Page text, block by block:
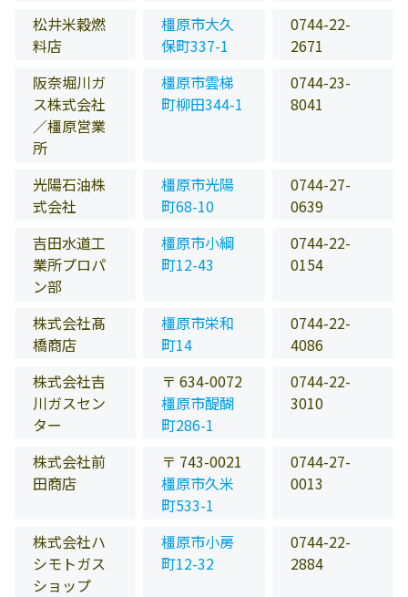
松井米穀燃
料店
橿原市大久
保町337-1
0744-22-
2671
阪奈堀川ガ
ス株式会社
／橿原営業
所
橿原市雲梯
町柳田344-1
0744-23-
8041
光陽石油株
式会社
橿原市光陽
町68-10
0744-27-
0639
吉田水道工
業所プロパ
ン部
橿原市小綱
町12-43
0744-22-
0154
株式会社髙
橋商店
橿原市栄和
町14
0744-22-
4086
株式会社吉
川ガスセン
ター
〒 634-0072
橿原市醍醐
町286-1
0744-22-
3010
株式会社前
田商店
〒 743-0021
橿原市久米
町533-1
0744-27-
0013
株式会社ハ
シモトガス
ショップ
橿原市小房
町12-32
0744-22-
2884